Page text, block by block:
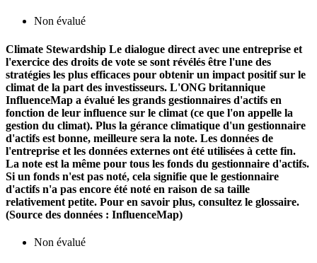
Non évalué
Climate Stewardship Le dialogue direct avec une entreprise et
l'exercice des droits de vote se sont révélés être l'une des
stratégies les plus efficaces pour obtenir un impact positif sur le
climat de la part des investisseurs. L'ONG britannique
InfluenceMap a évalué les grands gestionnaires d'actifs en
fonction de leur influence sur le climat (ce que l'on appelle la
gestion du climat). Plus la gérance climatique d'un gestionnaire
d'actifs est bonne, meilleure sera la note. Les données de
l'entreprise et les données externes ont été utilisées à cette fin.
La note est la même pour tous les fonds du gestionnaire d'actifs.
Si un fonds n'est pas noté, cela signifie que le gestionnaire
d'actifs n'a pas encore été noté en raison de sa taille
relativement petite. Pour en savoir plus, consultez le glossaire.
(Source des données : InfluenceMap)
Non évalué